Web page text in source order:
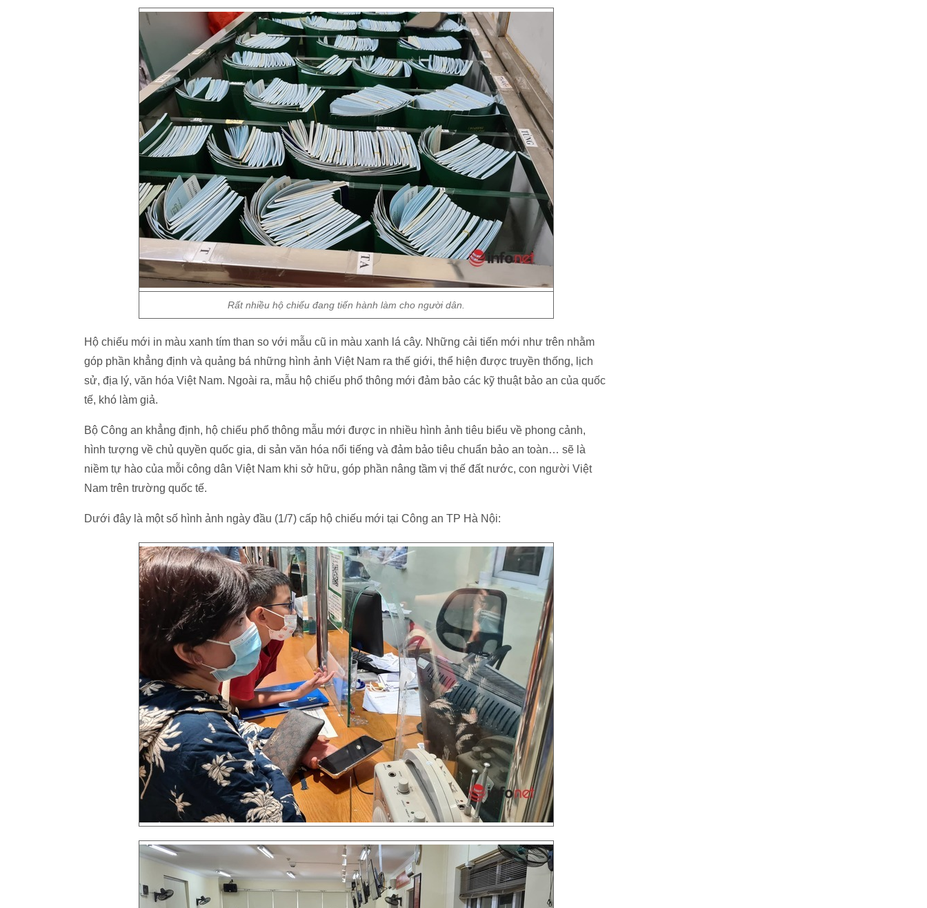
Rất nhiều hộ chiếu đang tiến hành làm cho người dân.
Hộ chiếu mới in màu xanh tím than so với mẫu cũ in màu xanh lá cây. Những cải tiến mới như trên nhằm
góp phần khẳng định và quảng bá những hình ảnh Việt Nam ra thế giới, thể hiện được truyền thống, lịch
sử, địa lý, văn hóa Việt Nam. Ngoài ra, mẫu hộ chiếu phổ thông mới đảm bảo các kỹ thuật bảo an của quốc
tế, khó làm giả.
Bộ Công an khẳng định, hộ chiếu phổ thông mẫu mới được in nhiều hình ảnh tiêu biểu về phong cảnh,
hình tượng về chủ quyền quốc gia, di sản văn hóa nổi tiếng và đảm bảo tiêu chuẩn bảo an toàn… sẽ là
niềm tự hào của mỗi công dân Việt Nam khi sở hữu, góp phần nâng tầm vị thế đất nước, con người Việt
Nam trên trường quốc tế.
Dưới đây là một số hình ảnh ngày đầu (1/7) cấp hộ chiếu mới tại Công an TP Hà Nội: